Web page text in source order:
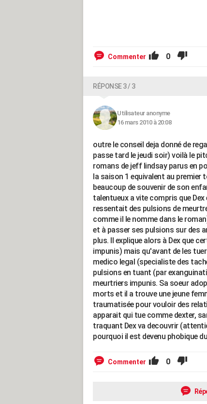
Commenter 0
RÉPONSE 3 / 3
Utilisateur anonyme
16 mars 2010 à 20:08
outre le conseil deja donné de
passe tard le jeudi soir) voilà le
romans de jeff lindsay parus en
la saison 1 equivalent au premier
beaucoup de souvenir de son
talentueux a vite compris que
ressentait des pulsions de
comme il le nomme dans le
et à passer ses pulsions sur des
plus. Il explique alors à Dex que
impunis) mais qu'avant de les
medico legal (specialiste des
pulsions en tuant (par
meurtriers impunis. Sa soeur
morts et il a trouve une jeune
traumatisée pour vouloir des
apparait qui tue comme dexter,
traquant Dex va decouvrir
pourquoi il est devenu phobique
Commenter 0